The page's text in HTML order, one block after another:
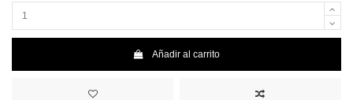
Añadir al carrito